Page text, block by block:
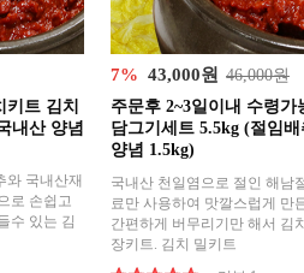
키트 김치
내산 양념
와 국내산재
로 손쉽고
수 있는 김
7% 43,000원 46,000원
주문후 2~3일이내 수령가
담그기세트 5.5kg (절임
양념 1.5kg)
국내산 천일염으로 절인 해남
료만 사용하여 맛깔스럽게 만
간편하게 버무리기만 해서 김
장키트. 김치 밀키트